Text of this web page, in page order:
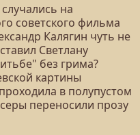
на
советского фильма
Калягин чуть не
Светлану
без грима?
картины
в полупустом
переносили прозу